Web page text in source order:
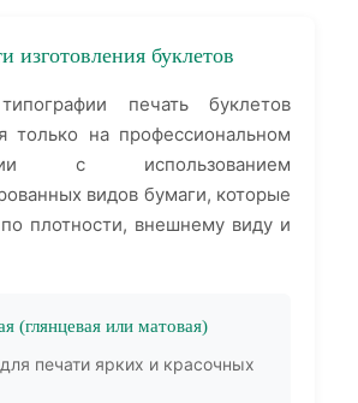
изготовления буклетов
печать буклетов
только на профессиональном
с использованием
видов бумаги, которые
плотности, внешнему виду и
(глянцевая или матовая)
печати ярких и красочных